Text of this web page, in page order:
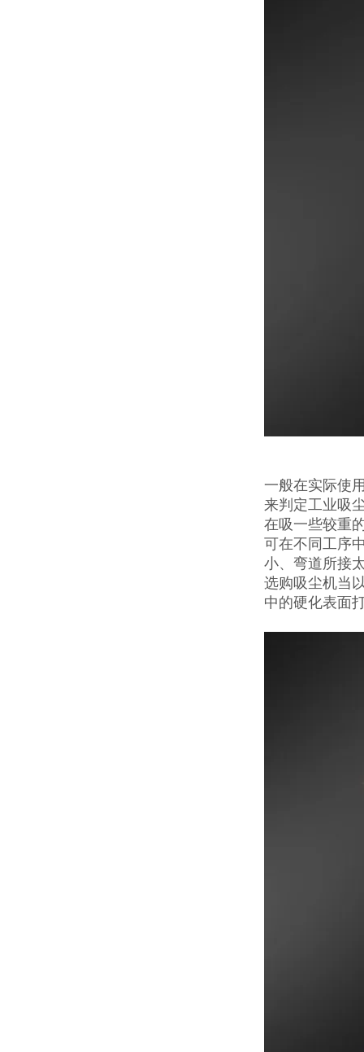
一般在实际使
来判定工业吸
在吸一些较重
可在不同工序
小、弯道所接
选购吸尘机当
中的硬化表面